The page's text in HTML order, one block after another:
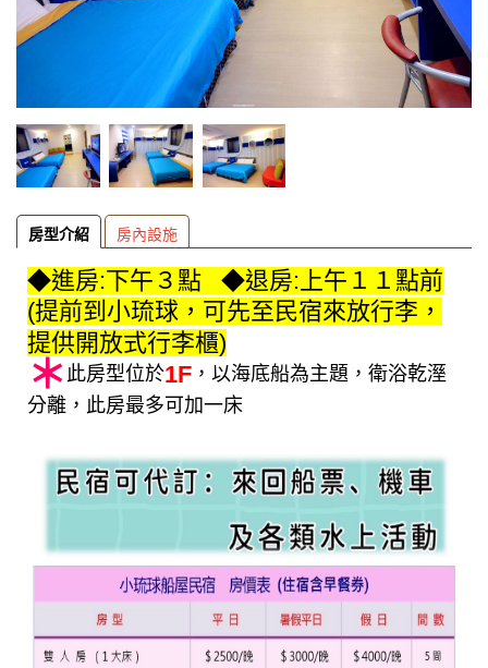
房型介紹 房內設施
◆進房:下午３點 ◆退房:上午１１點前
(提前到小琉球，可先至民宿來放行李，
提供開放式行李櫃)
＊ 此房型位於1F ，以海底船為主題，衛浴乾溼
分離，此房最多可加一床